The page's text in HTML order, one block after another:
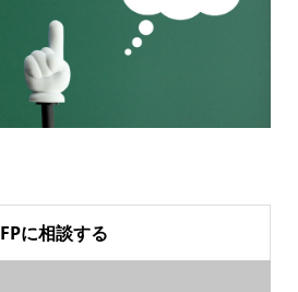
FPに相談する